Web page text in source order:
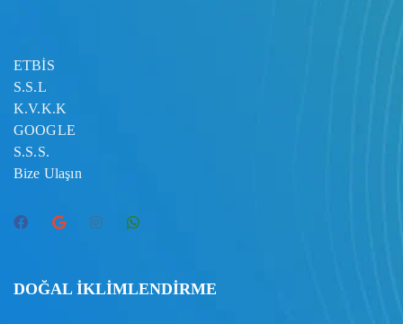
ETBİS
S.S.L
K.V.K.K
GOOGLE
S.S.S.
Bize Ulaşın
DOĞAL İKLİMLENDİRME